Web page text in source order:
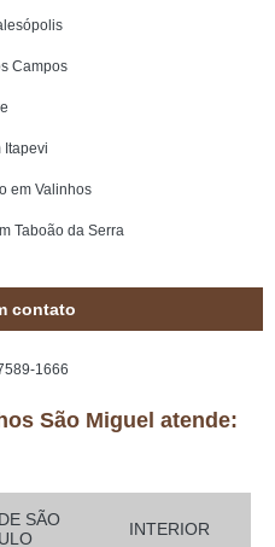
Campos
Itapevi
em Valinhos
Taboão da Serra
contato
1666
São Miguel atende:
SÃO
INTERIOR